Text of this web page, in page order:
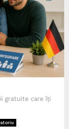
gratuite care îți